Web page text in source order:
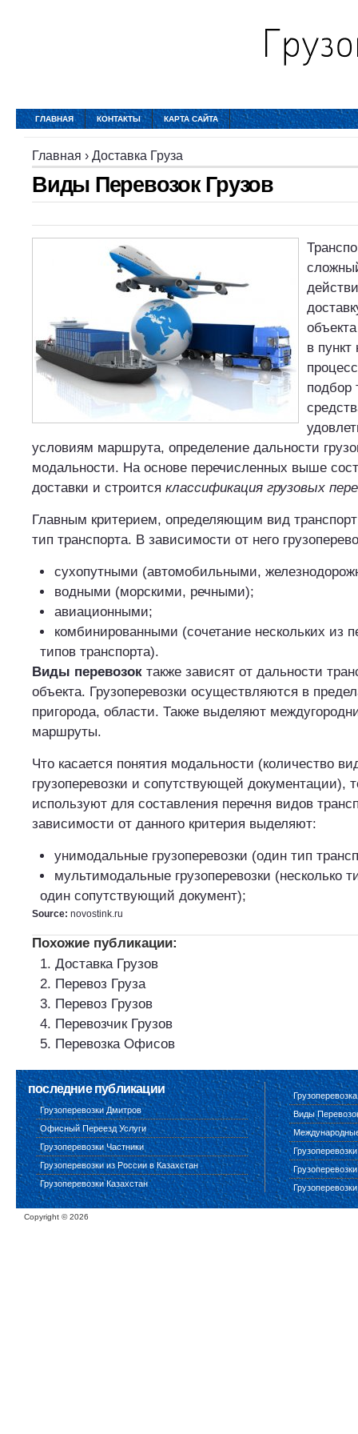
ГЛАВНАЯ КОНТАКТЫ КАРТА САЙТА
Главная › Доставка Груза
Виды Перевозок Грузов
в пункт
подбор
условиям маршрута, определение дальности
модальности. На основе перечисленных выше
доставки и строится классификация грузовых
Главным критерием, определяющим вид
тип транспорта. В зависимости от него
сухопутными (автомобильными,
водными (морскими, речными);
авиационными;
комбинированными (сочетание нескольких из
типов транспорта).
Виды перевозок также зависят от дальности
объекта. Грузоперевозки осуществляются в
пригорода, области. Также выделяют
маршруты.
Что касается понятия модальности (количество
грузоперевозки и сопутствующей документации),
используют для составления перечня видов
зависимости от данного критерия выделяют:
унимодальные грузоперевозки (один тип
мультимодальные грузоперевозки (несколько
один сопутствующий документ);
Source: novostink.ru
Похожие публикации:
Доставка Грузов
Перевоз Груза
Перевоз Грузов
Перевозчик Грузов
Перевозка Офисов
последние публикации
Грузоперевозки Дмитров
Офисный Переезд Услуги
Грузоперевозки Частники
Грузоперевозки из России в Казахстан
Грузоперевозки Казахстан
Виды
Copyright ©2026